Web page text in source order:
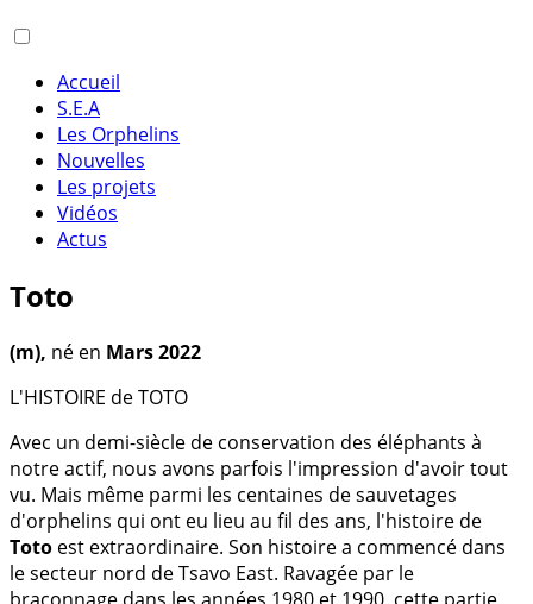
Accueil
S.E.A
Les Orphelins
Nouvelles
Les projets
Vidéos
Actus
Toto
(m), né en Mars 2022
L'HISTOIRE de TOTO
Avec un demi-siècle de conservation des éléphants à
notre actif, nous avons parfois l'impression d'avoir tout
vu. Mais même parmi les centaines de sauvetages
d'orphelins qui ont eu lieu au fil des ans, l'histoire de
Toto est extraordinaire. Son histoire a commencé dans
le secteur nord de Tsavo East. Ravagée par le